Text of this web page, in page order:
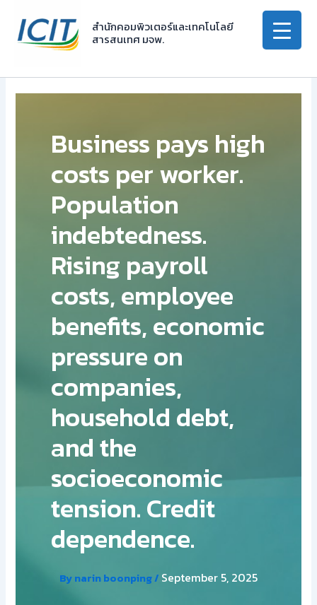
content
สำนักคอมพิวเตอร์และเทคโนโลยี
สารสนเทศ มจพ.
Business pays high
costs per worker.
Population
indebtedness.
Rising payroll
costs, employee
benefits, economic
pressure on
companies,
household debt,
and the
socioeconomic
tension. Credit
dependence.
Bynarin boonping/ September 5, 2025